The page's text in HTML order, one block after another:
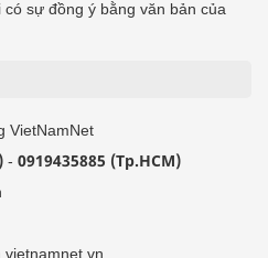
sự đồng ý bằng văn bản của
VietNamNet
- 0919435885 (Tp.HCM)